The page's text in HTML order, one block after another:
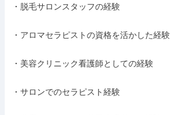
・脱毛サロンスタッフの経験
・アロマセラピストの資格を活かした経験
・美容クリニック看護師としての経験
・サロンでのセラピスト経験